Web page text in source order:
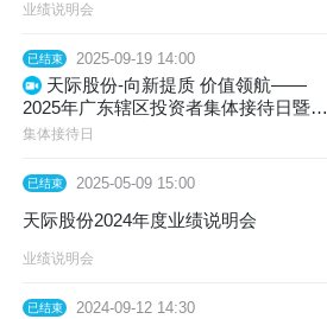
业绩说明会
已结束 2025-09-19 14:00
天际股份-向新提质 价值领航——
2025年广东辖区投资者集体接待日暨辖
区上市公司中报业绩说明会
集体接待日
已结束 2025-05-09 15:00
天际股份2024年度业绩说明会
业绩说明会
已结束 2024-09-12 14:30